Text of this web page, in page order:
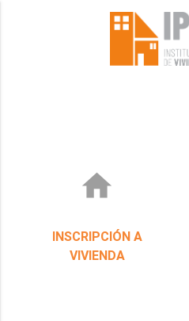
home
INSCRIPCIÓN A
VIVIENDA